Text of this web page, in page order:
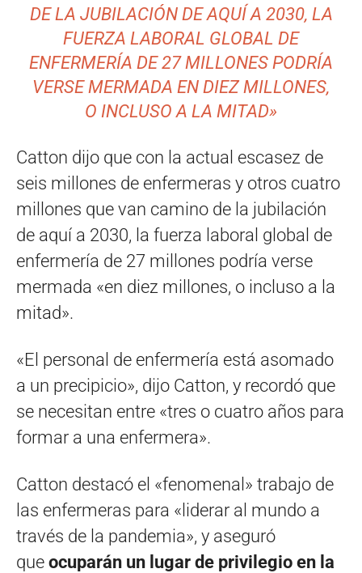
DE LA JUBILACIÓN DE AQUÍ A 2030, LA
FUERZA LABORAL GLOBAL DE
ENFERMERÍA DE 27 MILLONES PODRÍA
VERSE MERMADA EN DIEZ MILLONES,
O INCLUSO A LA MITAD»
Catton dijo que con la actual escasez de
seis millones de enfermeras y otros cuatro
millones que van camino de la jubilación
de aquí a 2030, la fuerza laboral global de
enfermería de 27 millones podría verse
mermada «en diez millones, o incluso a la
mitad».
«El personal de enfermería está asomado
a un precipicio», dijo Catton, y recordó que
se necesitan entre «tres o cuatro años para
formar a una enfermera».
Catton destacó el «fenomenal» trabajo de
las enfermeras para «liderar al mundo a
través de la pandemia», y aseguró
que ocuparán un lugar de privilegio en la